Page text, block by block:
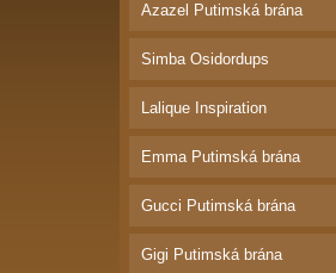
Azazel Putimská brána
Simba Osidordups
Lalique Inspiration
Emma Putimská brána
Gucci Putimská brána
Gigi Putimská brána